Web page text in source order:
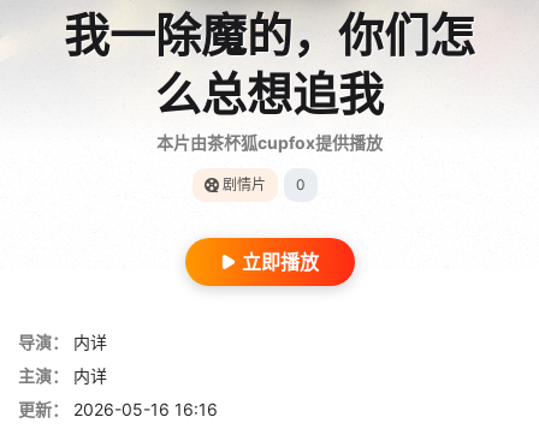
我一除魔的，你们怎
么总想追我
本片由茶杯狐cupfox提供播放
剧情片 0
立即播放
导演：
内详
主演：
内详
更新：
2026-05-16 16:16